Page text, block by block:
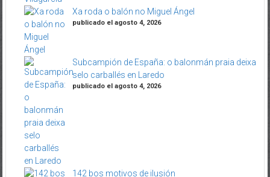
Xa roda o balón no Miguel Ángel
publicado el agosto 4, 2026
Subcampión de España: o balonmán praia deixa
selo carballés en Laredo
publicado el agosto 4, 2026
142 bos motivos de ilusión